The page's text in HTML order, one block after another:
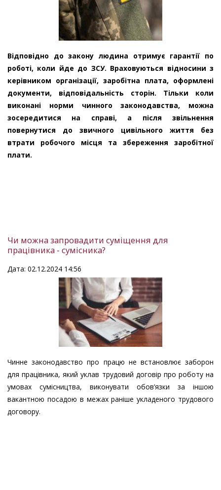
Відповідно до закону людина отримує гарантії по
роботі, коли йде до ЗСУ. Враховуються відносини з
керівником організації, заробітна плата, оформлені
документи, відповідальність сторін. Тільки коли
виконані норми чинного законодавства, можна
зосередитися на справі, а після звільнення
повернутися до звичного цивільного життя без
втрати робочого місця та збереження заробітної
плати.
Чи можна запровадити суміщення для
працівника - сумісника?
Дата: 02.12.2024 14:56
Чинне законодавство про працю не встановлює заборон
для працівника, який уклав трудовий договір про роботу на
умовах сумісництва, виконувати обов’язки за іншою
вакантною посадою в межах раніше укладеного трудового
договору.